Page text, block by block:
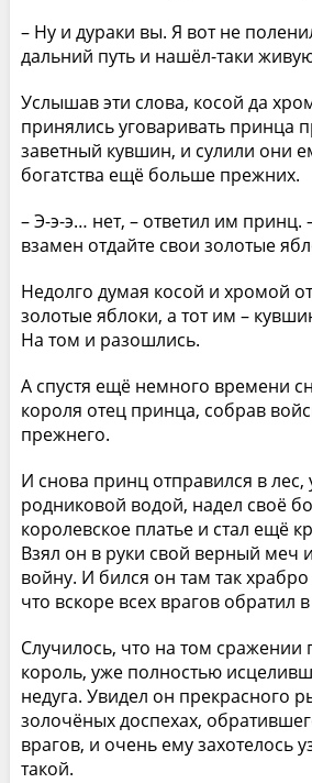
– Ну и дураки вы. Я вот не
дальний путь и нашёл-таки
Услышав эти слова, косой да
принялись уговаривать принца
заветный кувшин, и сулили они
богатства ещё больше прежних.
– Э-э-э… нет, – ответил им
взамен отдайте свои золотые
Недолго думая косой и хромой
золотые яблоки, а тот им –
На том и разошлись.
А спустя ещё немного времени
короля отец принца, собрав
прежнего.
И снова принц отправился в лес,
родниковой водой, надел своё
королевское платье и стал ещё
Взял он в руки свой верный меч
войну. И бился он там так
что вскоре всех врагов обратил в
Случилось, что на том сражении
король, уже полностью
недуга. Увидел он прекрасного
золочёных доспехах,
врагов, и очень ему захотелось
такой.